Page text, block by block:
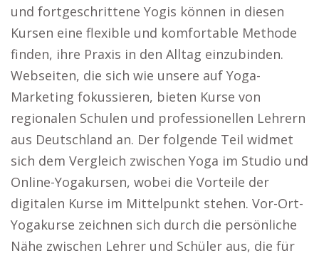
und fortgeschrittene Yogis können in diesen
Kursen eine flexible und komfortable Methode
finden, ihre Praxis in den Alltag einzubinden.
Webseiten, die sich wie unsere auf Yoga-
Marketing fokussieren, bieten Kurse von
regionalen Schulen und professionellen Lehrern
aus Deutschland an. Der folgende Teil widmet
sich dem Vergleich zwischen Yoga im Studio und
Online-Yogakursen, wobei die Vorteile der
digitalen Kurse im Mittelpunkt stehen. Vor-Ort-
Yogakurse zeichnen sich durch die persönliche
Nähe zwischen Lehrer und Schüler aus, die für